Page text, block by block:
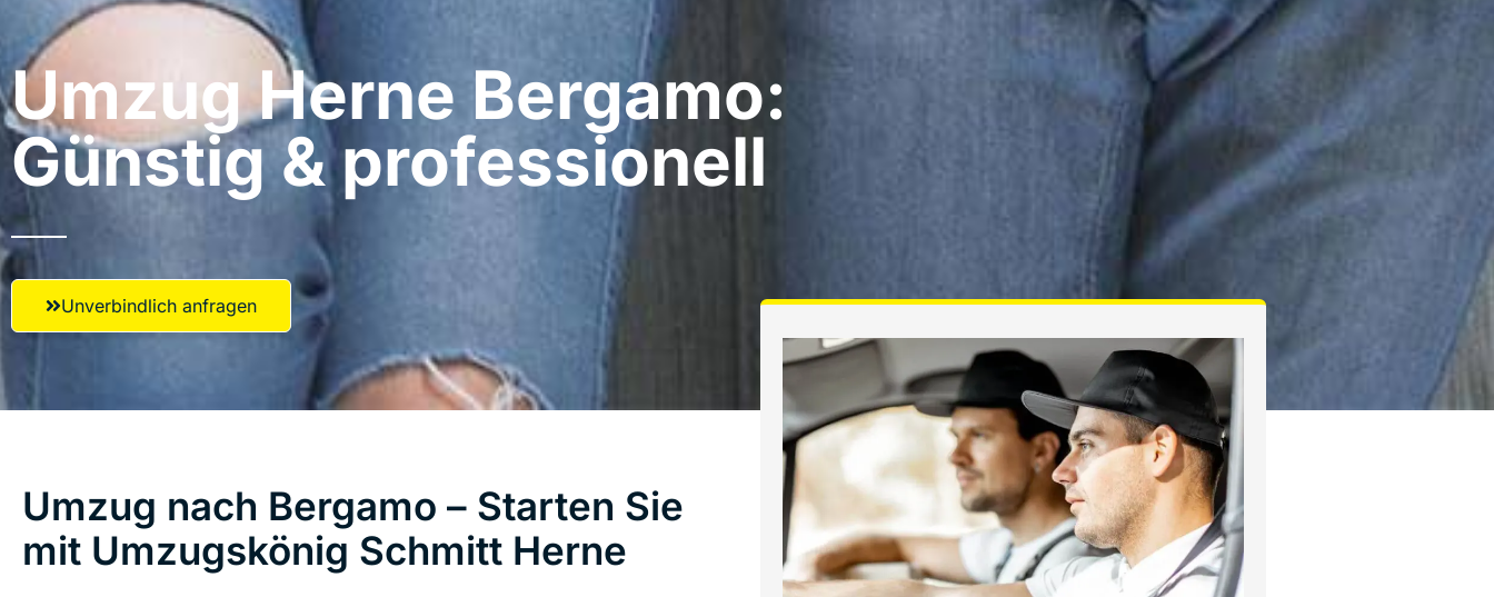
Umzug Herne​ Bergamo:
Günstig & professionell​
Unverbindlich anfragen
Umzug nach Bergamo – Starten Sie
mit Umzugskönig Schmitt Herne